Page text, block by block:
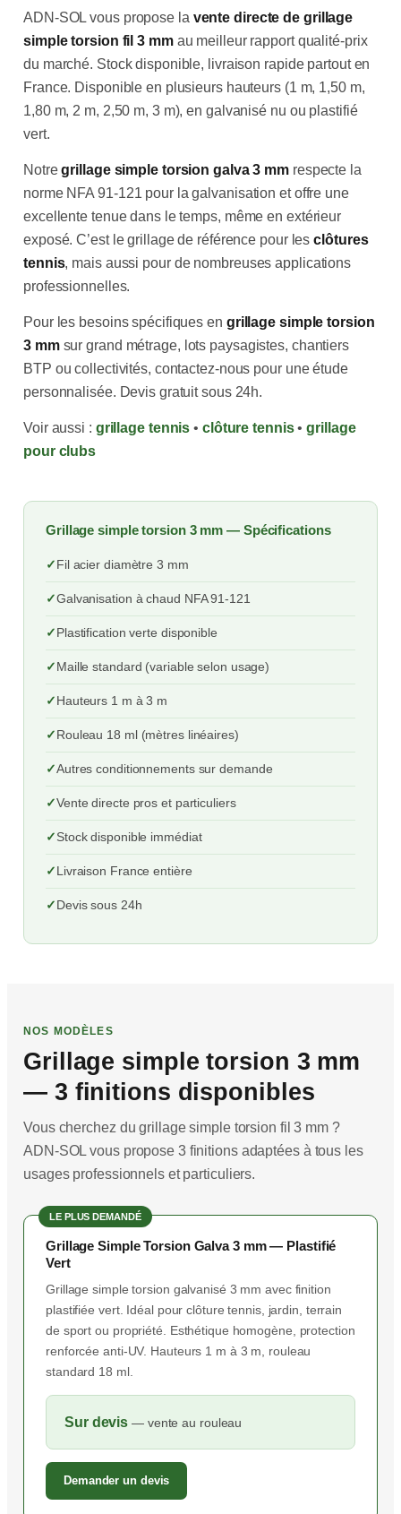
ADN-SOL vous propose la vente directe de grillage
simple torsion fil 3 mmau meilleur rapport qualité-prix
du marché. Stock disponible, livraison rapide partout en
France. Disponible en plusieurs hauteurs (1 m, 1,50 m,
1,80 m, 2 m, 2,50 m, 3 m), en galvanisé nu ou plastifié
vert.
Notregrillage simple torsion galva 3 mm respecte la
norme NFA 91-121 pour la galvanisation et offre une
excellente tenue dans le temps, même en extérieur
exposé. C’est le grillage de référence pour lesclôtures
tennis, mais aussi pour de nombreuses applications
professionnelles.
Pour les besoins spécifiques en grillage simple torsion
3 mmsur grand métrage, lots paysagistes, chantiers
BTP ou collectivités, contactez-nous pour une étude
personnalisée. Devis gratuit sous 24h.
Voir aussi : grillage tennis • clôture tennis•grillage
pour clubs
Grillage simple torsion 3 mm — Spécifications
Fil acier diamètre 3 mm
Galvanisation à chaud NFA 91-121
Plastification verte disponible
Maille standard (variable selon usage)
Hauteurs 1 m à 3 m
Rouleau 18 ml (mètres linéaires)
Autres conditionnements sur demande
Vente directe pros et particuliers
Stock disponible immédiat
Livraison France entière
Devis sous 24h
NOS MODÈLES
Grillage simple torsion 3 mm
— 3 finitions disponibles
Vous cherchez du grillage simple torsion fil 3 mm ?
ADN-SOL vous propose 3 finitions adaptées à tous les
usages professionnels et particuliers.
LE PLUS DEMANDÉ
Grillage Simple Torsion Galva 3 mm — Plastifié
Vert
Grillage simple torsion galvanisé 3 mm avec finition
plastifiée vert. Idéal pour clôture tennis, jardin, terrain
de sport ou propriété. Esthétique homogène, protection
renforcée anti-UV. Hauteurs 1 m à 3 m, rouleau
standard 18 ml.
Sur devis — vente au rouleau
Demander un devis